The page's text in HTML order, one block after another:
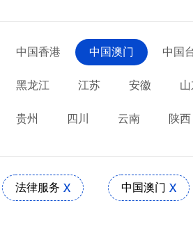
中国香港 中国澳门 中国
黑龙江 江苏 安徽
贵州 四川 云南 陕西
法律服务 中国澳门